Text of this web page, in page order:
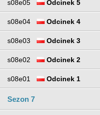
s08e05 Odcinek 5
s08e04 Odcinek 4
s08e03 Odcinek 3
s08e02 Odcinek 2
s08e01 Odcinek 1
Sezon 7